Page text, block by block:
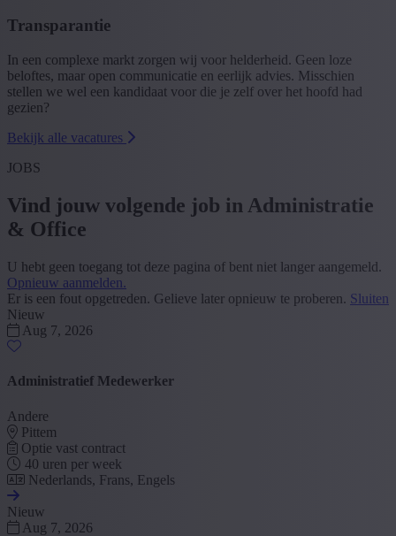
Transparantie
In een complexe markt zorgen wij voor helderheid. Geen loze
beloftes, maar open communicatie en eerlijk advies. Misschien
stellen we wel een kandidaat voor die je zelf over het hoofd had
gezien?
Bekijk alle vacatures
JOBS
Vind jouw volgende job in Administratie
& Office
U hebt geen toegang tot deze pagina of bent niet langer aangemeld.
Opnieuw aanmelden.
Er is een fout opgetreden. Gelieve later opnieuw te proberen. Sluiten
Nieuw
Aug 7, 2026
Administratief Medewerker
Andere
Pittem
Optie vast contract
40 uren per week
Nederlands, Frans, Engels
Nieuw
Aug 7, 2026